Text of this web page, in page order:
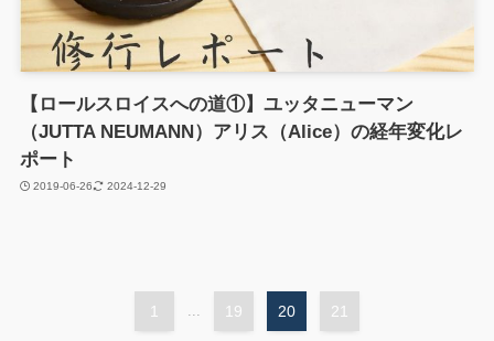
【ロールスロイスへの道①】ユッタニューマン
（JUTTA NEUMANN）アリス（Alice）の経年変化レ
ポート
2019-06-26 2024-12-29
1 ... 19 20 21